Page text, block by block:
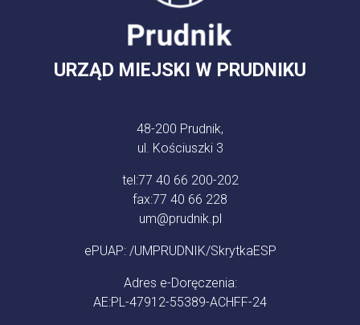
URZĄD MIEJSKI W PRUDNIKU
48-200 Prudnik,
ul. Kościuszki 3
tel:77 40 66 200-202
fax:77 40 66 228
um@prudnik.pl
ePUAP: /UMPRUDNIK/SkrytkaESP
Adres e-Doręczenia:
AE:PL-47912-55389-ACHFF-24